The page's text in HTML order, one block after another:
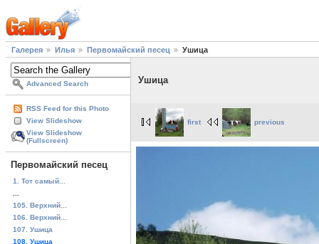
Галерея Илья Первомайский песец Ушица
Advanced Search
RSS Feed for this Photo
View Slideshow
View Slideshow
(Fullscreen)
Первомайский песец
1. Тот самый...
105. Верхний...
106. Верхний...
107. Ушица
108. Ушица
Ушица
first previous